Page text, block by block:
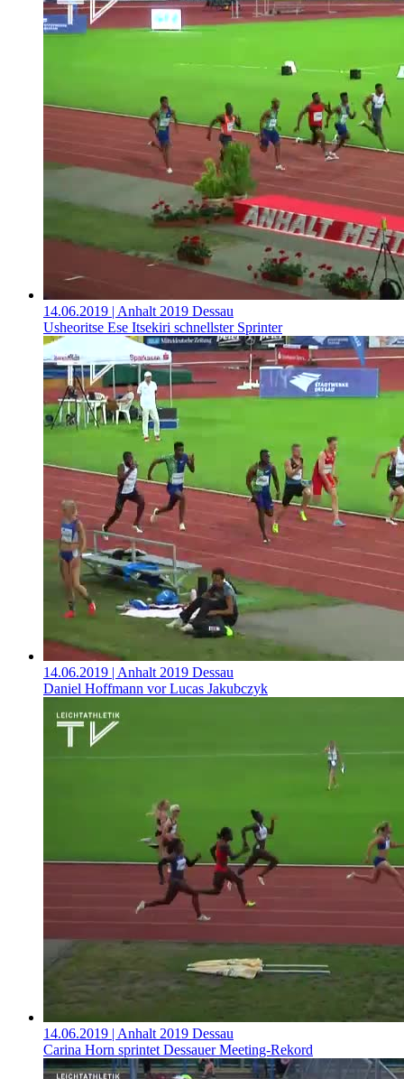
14.06.2019 | Anhalt 2019 Dessau
Usheoritse Ese Itsekiri schnellster Sprinter
14.06.2019 | Anhalt 2019 Dessau
Daniel Hoffmann vor Lucas Jakubczyk
14.06.2019 | Anhalt 2019 Dessau
Carina Horn sprintet Dessauer Meeting-Rekord